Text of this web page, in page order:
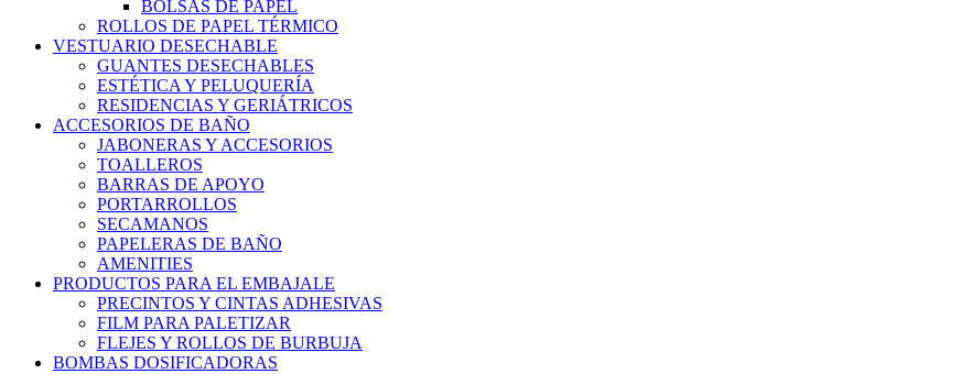
BOLSAS DE PAPEL
ROLLOS DE PAPEL TÉRMICO
VESTUARIO DESECHABLE
GUANTES DESECHABLES
ESTÉTICA Y PELUQUERÍA
RESIDENCIAS Y GERIÁTRICOS
ACCESORIOS DE BAÑO
JABONERAS Y ACCESORIOS
TOALLEROS
BARRAS DE APOYO
PORTARROLLOS
SECAMANOS
PAPELERAS DE BAÑO
AMENITIES
PRODUCTOS PARA EL EMBAJALE
PRECINTOS Y CINTAS ADHESIVAS
FILM PARA PALETIZAR
FLEJES Y ROLLOS DE BURBUJA
BOMBAS DOSIFICADORAS